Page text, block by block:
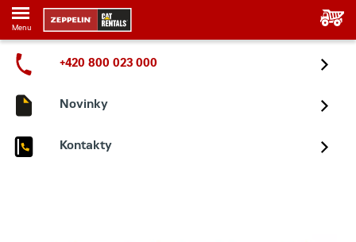
Menu
+420 800 023 000
Novinky
Kontakty